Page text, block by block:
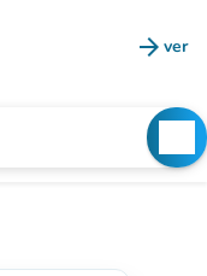
arrow_forward ver